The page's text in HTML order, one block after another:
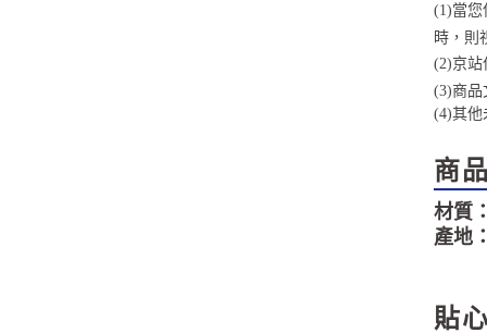
(1)當您
時，則
(2)京站
(3)商品
(4)其他
商
材質
產地
貼